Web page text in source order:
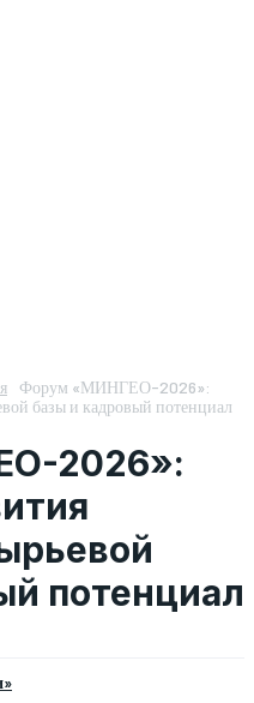
Форум «МИНГЕО-2026»:
базы и кадровый потенциал
2026»:
потенциал